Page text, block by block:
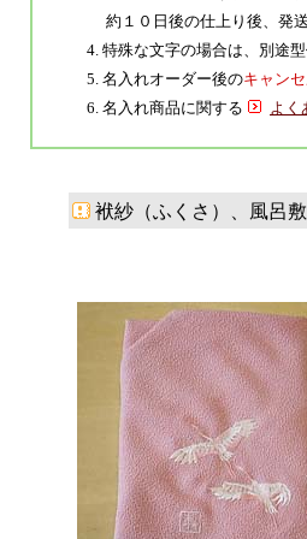
約１０日後の仕上り後、発送
4. 特殊な文字の場合は、別途
5. 名入れオーダー後のキャン
6. 名入れ商品に関する
よく
袱紗（ふくさ）、風呂